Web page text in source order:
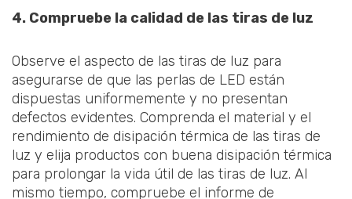
4. Compruebe la calidad de las tiras de luz
Observe el aspecto de las tiras de luz para
asegurarse de que las perlas de LED están
dispuestas uniformemente y no presentan
defectos evidentes. Comprenda el material y el
rendimiento de disipación térmica de las tiras de
luz y elija productos con buena disipación térmica
para prolongar la vida útil de las tiras de luz. Al
mismo tiempo, compruebe el informe de